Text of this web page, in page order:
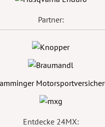
Partner:
Entdecke 24MX: